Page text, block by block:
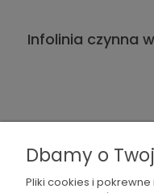
Infolinia czynna
Dbamy o
Pliki cookies i